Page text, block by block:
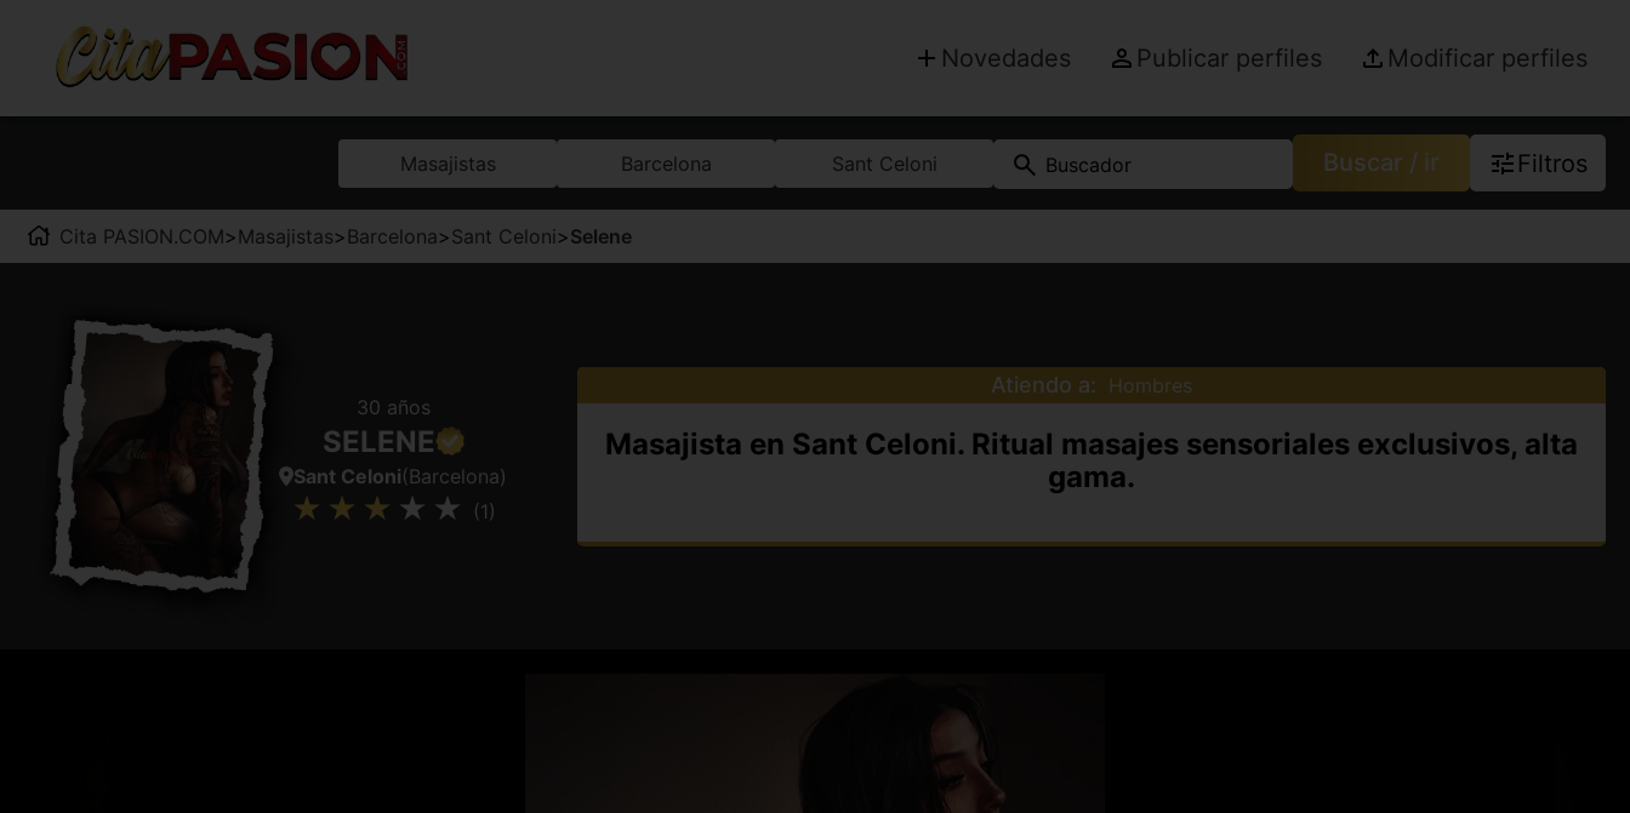
Novedades Publicar perfiles Modificar perfiles
Masajistas Barcelona Sant Celoni Buscador Buscar / ir Filtros
Cita PASION.COM>Masajistas>Barcelona>Sant Celoni>Selene
30 años
SELENE
Sant Celoni(Barcelona)
(1)
Atiendo a: Hombres
Masajista en Sant Celoni. Ritual masajes sensoriales exclusivos, alta
gama.